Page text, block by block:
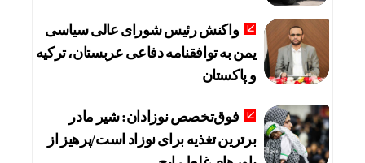
واکنش رئیس شورای عالی سیاسی
یمن به توافقنامه دفاعی عربستان، ترکیه
و پاکستان
فوق‌تخصص نوزادان: شیر مادر
برترین تغذیه برای نوزاد است/پرهیز از